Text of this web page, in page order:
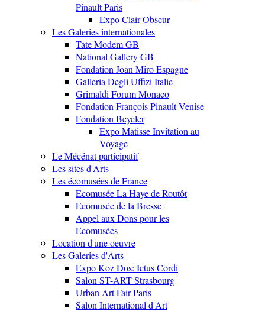
Pinault Paris
Expo Clair Obscur
Les Galeries internationales
Tate Modem GB
National Gallery GB
Fondation Joan Miro Espagne
Galleria Degli Uffizi Italie
Grimaldi Forum Monaco
Fondation François Pinault Venise
Fondation Beyeler
Expo Matisse Invitation au
Voyage
Le Mécénat participatif
Les sites d'Arts
Les écomusées de France
Ecomusée La Haye de Routôt
Ecomusée de la Bresse
Appel aux Dons pour les
Ecomusées
Location d'une oeuvre
Les Galeries d'Arts
Expo Koz Dos: Ictus Cordi
Salon ST-ART Strasbourg
Urban Art Fair Paris
Salon International d'Art